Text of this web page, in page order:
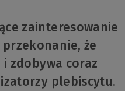
zainteresowanie
że
zdobywa coraz
plebiscytu.